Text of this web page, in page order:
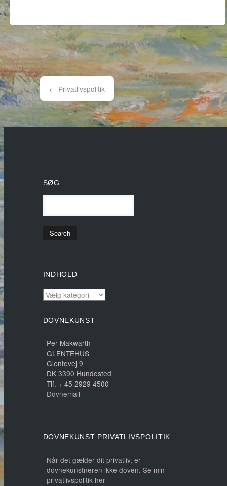
Post
navigation
← Privatlivspolitik
SØG
INDHOLD
INDHOLD
DOVNEKUNST
Per Makwarth
GLENTEHUS
Glentevej 9
DK 3390 Hundested
Tlf. + 45 2929 4500
Dovnemail
DOVNEKUNST PRIVATLIVSPOLITIK
Når det gælder dit privatliv, er
dovnekunstneren ikke doven. Se min
privatlivspolitik her